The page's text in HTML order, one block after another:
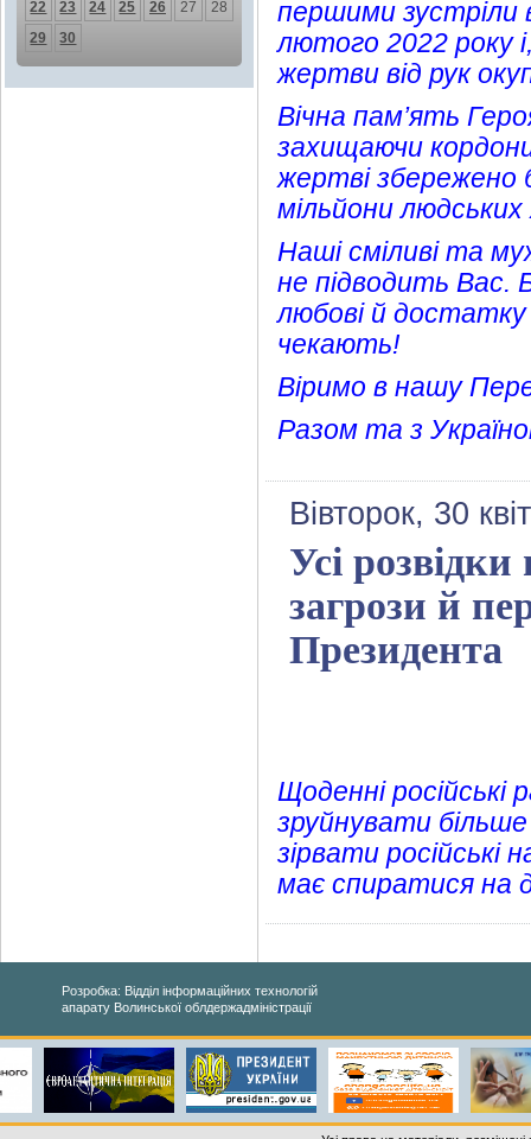
22
23 24 25 26 27
28
29
30
першими зустріли
лютого 2022 року
жертви від рук
Вічна пам’ять
захищаючи кордони
жертві збережено
мільйони
Наші сміливі та
не підводить Вас.
любові й
чекають!
Віримо в нашу
Разом та з
Вівторок, 30
Усі
загрози й
Президента
Щоденні
зруйнувати
зірвати російські
має спиратися на
Розробка: Відділ інформаційних технологій
апарату Волинської облдержадміністрації